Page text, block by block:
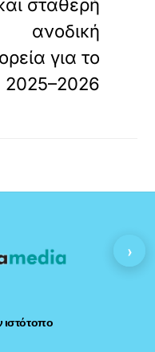
σταθερή
ανοδική
για το
2025–2026
ιστότοπο
›